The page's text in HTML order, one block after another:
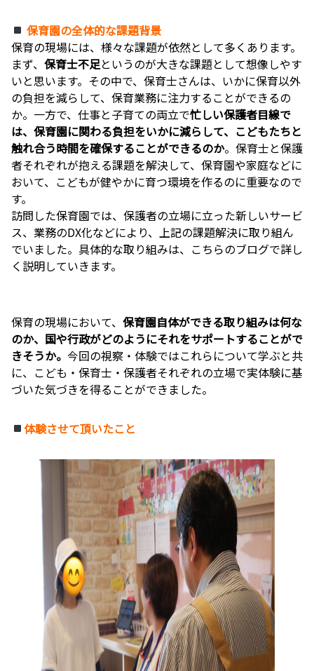
保育園の全体的な課題背景
保育の現場には、様々な課題が依然として多くあります。
まず、 保育士不足というのが大きな課題として想像しやす
いと思います。その中で、保育士さんは、いかに保育以外
の負担を減らして、保育業務に注力することができるの
か。一方で、仕事と子育ての両立で忙しい保護者目線で
は、保育園に関わる負担をいかに減らして、こどもたちと
触れ合う時間を確保することができるのか。保育士と保護
者それぞれが抱える課題を解決して、保育園や家庭などに
おいて、こどもが健やかに育つ環境を作るのに重要なので
す。
訪問した保育園では、保護者の立場に立った新しいサービ
ス、業務のDX化などにより、上記の課題解決に取り組ん
でいました。具体的な取り組みは、こちらのブログで詳し
く説明していきます。
保育の現場において、 保育園自体ができる取り組みは何な
のか、国や行政がどのようにそれをサポートすることがで
きそうか。 今回の視察・体験ではこれらについて学ぶと共
に、こども・保育士・保護者それぞれの立場で実体験に基
づいた気づきを得ることができました。
体験させて頂いたこと